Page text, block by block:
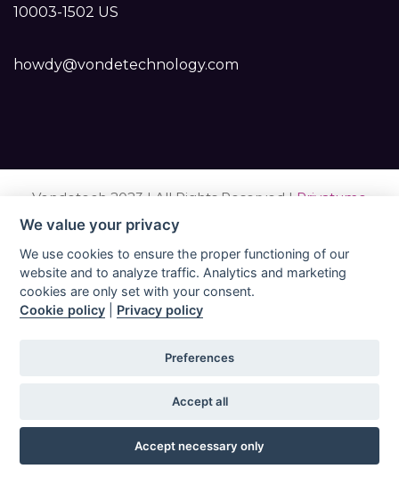
10003-1502 US
howdy@vondetechnology.com
Vondetech 2023 | All Rights Reserved | Privatumo
politika, taikoma Vonde Pro programėlei
mobiliosios programėlės slapukų politika|Vonde Pro
svetainės slapukų politika |Vonde Pro programėlės
grąžinimo ir pinigų grąžinimo politika
We value your privacy
We use cookies to ensure the proper functioning of our
website and to analyze traffic. Analytics and marketing
cookies are only set with your consent.
Cookie policy
Privacy policy
Preferences
Accept all
Accept necessary only